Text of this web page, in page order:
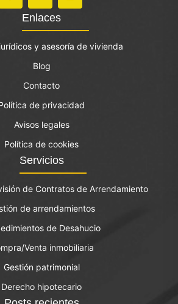
Enlaces
y asesoría de vivienda
Blog
Contacto
de privacidad
Avisos legales
Política de cookies
Servicios
de Contratos de Arrendamiento
de arrendamientos
de Desahucio
Venta inmobiliaria
Gestión patrimonial
Derecho hipotecario